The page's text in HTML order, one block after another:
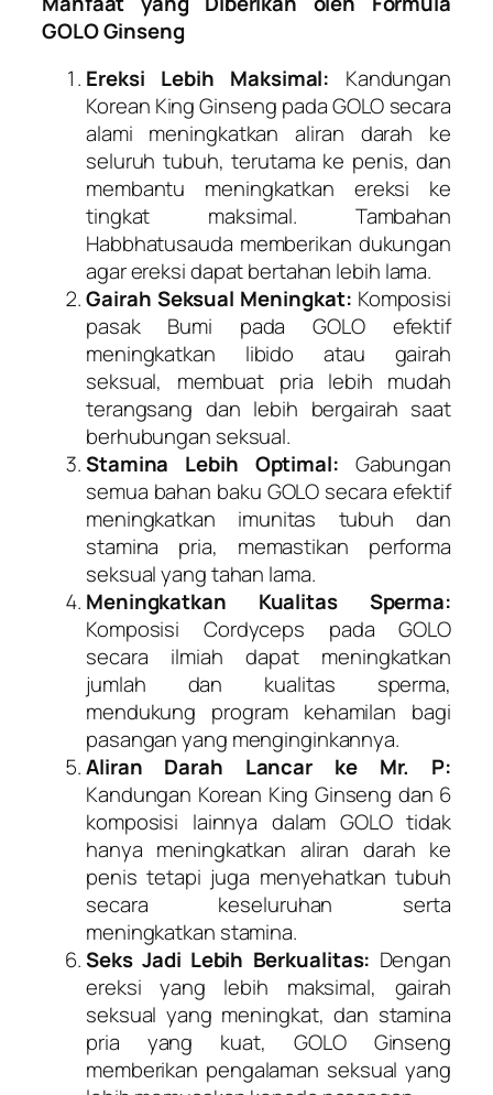
GOLO Ginseng
Ereksi Lebih Maksimal: Kandungan
Korean King Ginseng pada GOLO secara
alami meningkatkan aliran darah ke
seluruh tubuh, terutama ke penis, dan
membantu meningkatkan ereksi ke
tingkat maksimal. Tambahan
Habbhatusauda memberikan dukungan
agar ereksi dapat bertahan lebih lama.
Gairah Seksual Meningkat: Komposisi
pasak Bumi pada GOLO efektif
meningkatkan libido atau gairah
seksual, membuat pria lebih mudah
terangsang dan lebih bergairah saat
berhubungan seksual.
Stamina Lebih Optimal: Gabungan
semua bahan baku GOLO secara efektif
meningkatkan imunitas tubuh dan
stamina pria, memastikan performa
seksual yang tahan lama.
Meningkatkan Kualitas Sperma:
Komposisi Cordyceps pada GOLO
secara ilmiah dapat meningkatkan
jumlah dan kualitas sperma,
mendukung program kehamilan bagi
pasangan yang menginginkannya.
Aliran Darah Lancar ke Mr. P:
Kandungan Korean King Ginseng dan 6
komposisi lainnya dalam GOLO tidak
hanya meningkatkan aliran darah ke
penis tetapi juga menyehatkan tubuh
secara keseluruhan serta
meningkatkan stamina.
Seks Jadi Lebih Berkualitas: Dengan
ereksi yang lebih maksimal, gairah
seksual yang meningkat, dan stamina
pria yang kuat, GOLO Ginseng
memberikan pengalaman seksual yang